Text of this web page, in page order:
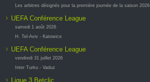
Les arbitres désignés pour la première journée de la saison
UEFA Conférence League
samedi 1 août 2026
H. Tel-Aviv - Katowice
UEFA Conférence League
vendredi 31 juillet 2026
Inter Turku - Vaduz
Ligue 3 Betclic